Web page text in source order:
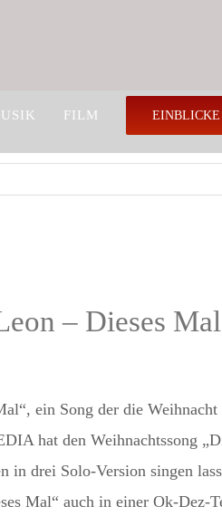
FILM EINBLICKE
– Dieses Mal
ein Song der die
hat den Weihnachtssong
in drei Solo-Version singen
Mal“ auch in einer Ok-Dez-